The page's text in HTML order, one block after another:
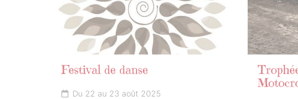
Festival de danse
Du 22 au 23 août 2025